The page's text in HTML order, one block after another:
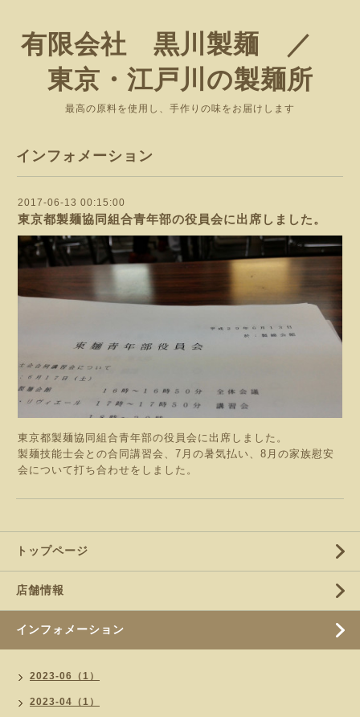
有限会社 黒川製麺 ／
東京・江戸川の製麺所
最高の原料を使用し、手作りの味をお届けします
インフォメーション
2017-06-13 00:15:00
東京都製麺協同組合青年部の役員会に出席しました。
東京都製麺協同組合青年部の役員会に出席しました。
製麺技能士会との合同講習会、7月の暑気払い、8月の家族慰安
会について打ち合わせをしました。
トップページ
店舗情報
インフォメーション
2023-06（1）
2023-04（1）